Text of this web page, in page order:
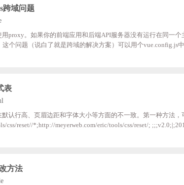
跨域问题
proxy。如果你的前端应用和后端API服务器没有运行在同一
个问题（说白了就是跨域的解决方案）可以用个vue.config.js
表
认行高、页眉边距和字体大小等方面的不一致。第一种方法，
css/reset//*;http://meyerweb.com/eric/tools/css/reset/;
方法